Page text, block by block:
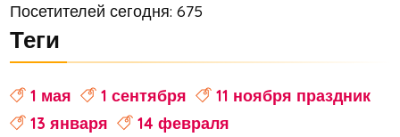
Посетителей сегодня: 675
Теги
1 мая 1 сентября
11 ноября праздник
13 января
14 февраля